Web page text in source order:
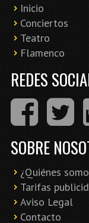
Inicio
Conciertos
Teatro
Flamenco
REDES
SOBRE
¿Quiénes
Tarifas
Aviso Legal
Contacto